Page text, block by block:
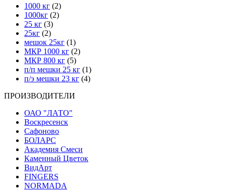
1000 кг (2)
1000кг (2)
25 кг (3)
25кг (2)
мешок 25кг (1)
МКР 1000 кг (2)
МКР 800 кг (5)
п/п мешки 25 кг (1)
п/э мешки 23 кг (4)
ПРОИЗВОДИТЕЛИ
ОАО "ЛАТО"
Воскресенск
Сафоново
БОЛАРС
Академия Смеси
Каменный Цветок
ВидАрт
FINGERS
NORMADA